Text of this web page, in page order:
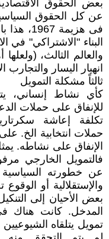
بعض الحقوق
عن كل الحقوق
فى هزيمة
البناء "الاشتراكي" في
والعالم الثالث،
انهيار اليسار والتجارب
ثالثاً مشكلة التمويل
كأي نشاط إنساني،
للإنفاق على حملات
تكلفة إعاشة
حملات انتخابية الخ.
الإنفاق على نشاطه.
فالتمويل الخارجي
عن خطورته السياسية
والإستقلالية أو
بعض الأحيان إلى
المدخل. كانت هناك
تمويل يتلقاه